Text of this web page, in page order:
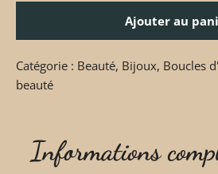
Ajouter au
Catégorie : Beauté, Bijoux, Boucles
beauté
Informations